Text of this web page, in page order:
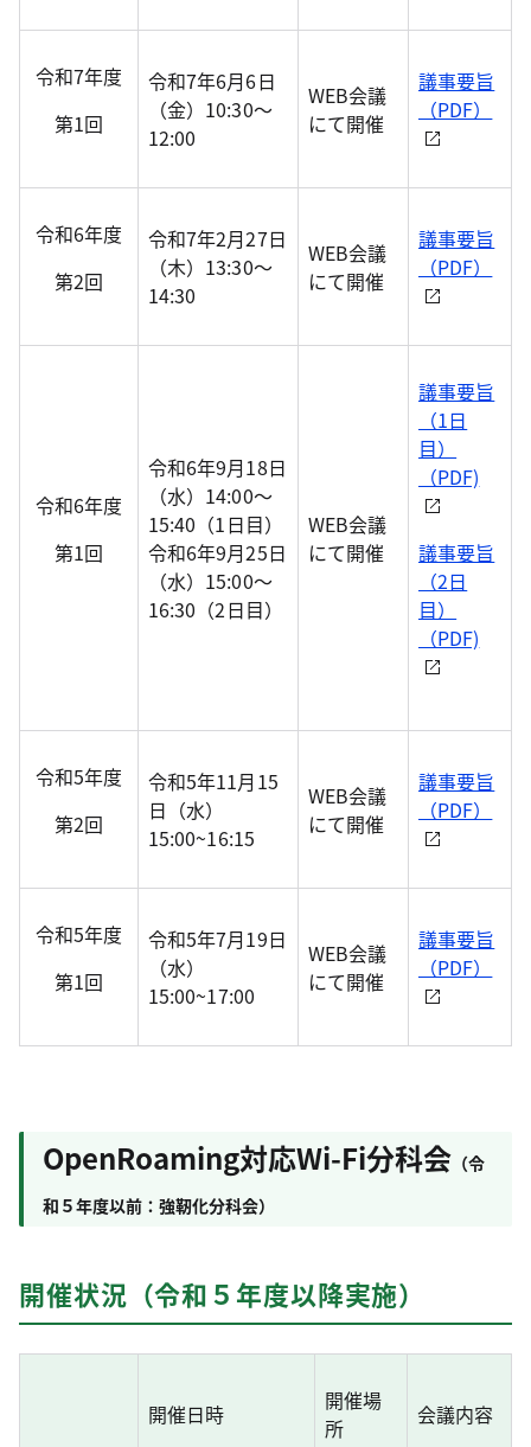
令和7年度
第1回
令和7年6月6日
（金）10:30～
12:00
WEB会議
にて開催
議事要旨
（PDF）
令和6年度
第2回
令和7年2月27日
（木）13:30～
14:30
WEB会議
にて開催
議事要旨
（PDF）
令和6年度
第1回
令和6年9月18日
（水）14:00～
15:40（1日目）
令和6年9月25日
（水）15:00～
16:30（2日目）
WEB会議
にて開催
議事要旨
（1日
目）
（PDF)
議事要旨
（2日
目）
（PDF)
令和5年度
第2回
令和5年11月15
日（水）
15:00~16:15
WEB会議
にて開催
議事要旨
（PDF）
令和5年度
第1回
令和5年7月19日
（水）
15:00~17:00
WEB会議
にて開催
議事要旨
（PDF）
OpenRoaming対応Wi-Fi分科会 （令
和５年度以前：強靭化分科会）
開催状況（令和５年度以降実施）
開催日時
開催場
所
会議内容